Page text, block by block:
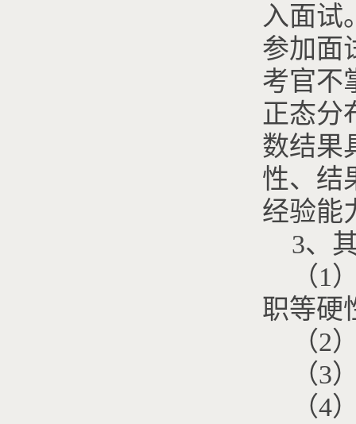
入面试
参加面
考官不
正态分
数结果
性、结
经验能
3、
（1
职等硬
（2
（3
（4